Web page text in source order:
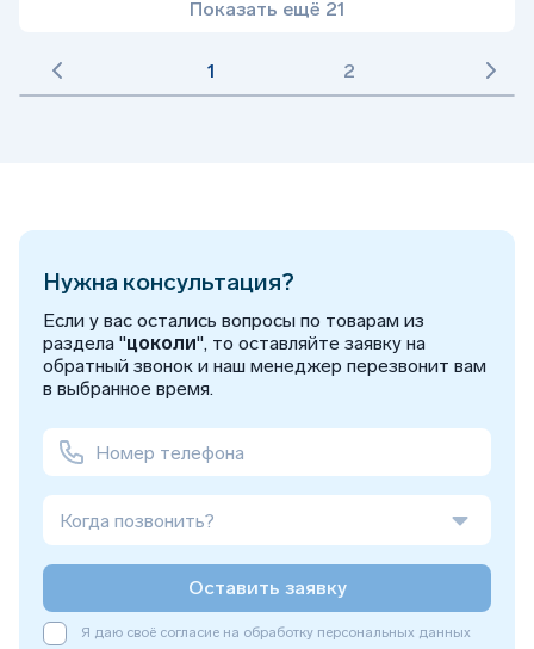
Показать ещё 21
1 2
Нужна консультация?
Если у вас остались вопросы по товарам из
раздела "цоколи", то оставляйте заявку на
обратный звонок и наш менеджер перезвонит вам
в выбранное время.
Когда позвонить?
Оставить заявку
Я даю своё согласие на обработку персональных данных